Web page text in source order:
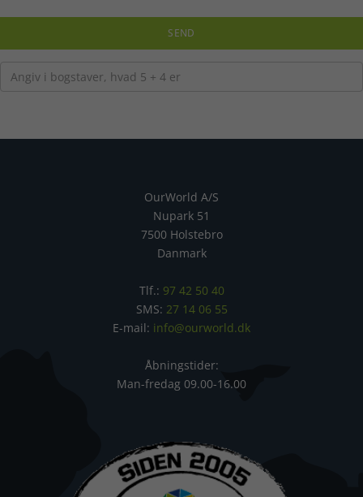
OurWorld A/S
Nupark 51
7500 Holstebro
Danmark
Tlf.: 97 42 50 40
SMS: 27 14 06 55
E-mail: info@ourworld.dk
Åbningstider:
Man-fredag 09.00-16.00